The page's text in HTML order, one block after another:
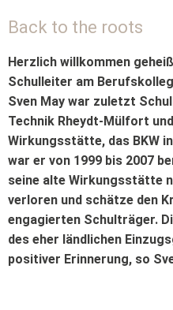
Back to the roots
Herzlich willkommen
Schulleiter am
Sven May war zuletzt
Technik Rheydt-Mülfort
Wirkungsstätte, das BKW
war er von 1999 bis 2007
seine alte Wirkungsstätte
verloren und schätze den
engagierten Schulträger.
des eher ländlichen
positiver Erinnerung, so